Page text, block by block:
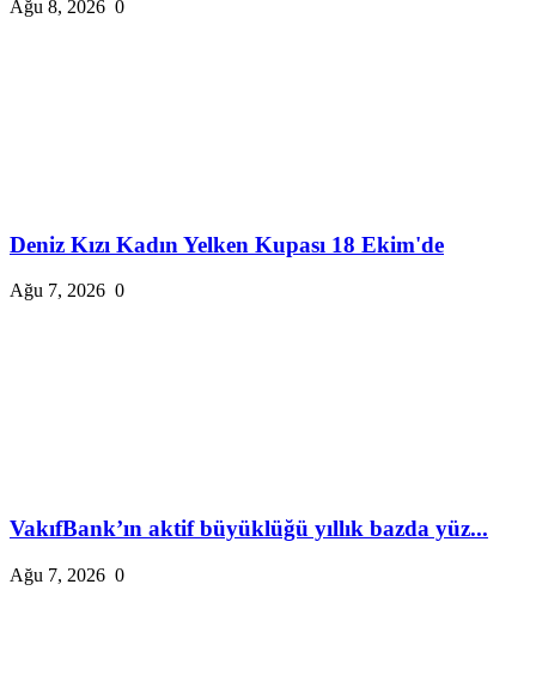
Ağu 8, 2026 0
Deniz Kızı Kadın Yelken Kupası 18 Ekim'de
Ağu 7, 2026 0
VakıfBank’ın aktif büyüklüğü yıllık bazda yüz...
Ağu 7, 2026 0